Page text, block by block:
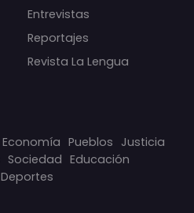
Entrevistas
Reportajes
Revista La Lengua
Economía Pueblos Justicia
Sociedad Educación
Deportes